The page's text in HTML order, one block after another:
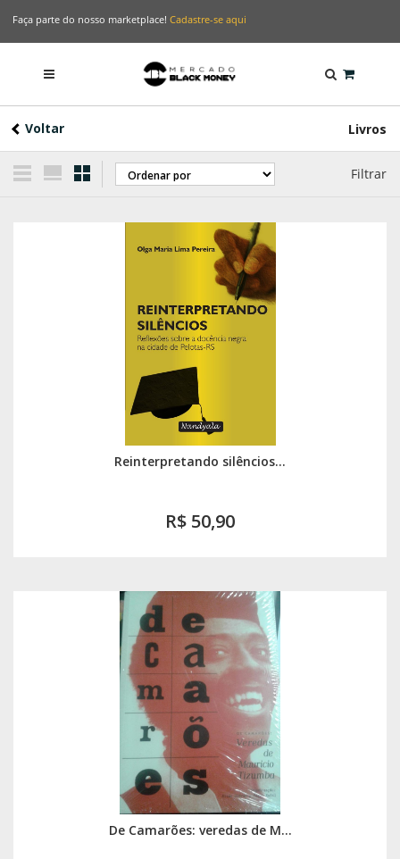
Faça parte do nosso marketplace! Cadastre-se aqui
Voltar Livros
Filtrar
Reinterpretando silêncios...
R$ 50,90
De Camarões: veredas de M...